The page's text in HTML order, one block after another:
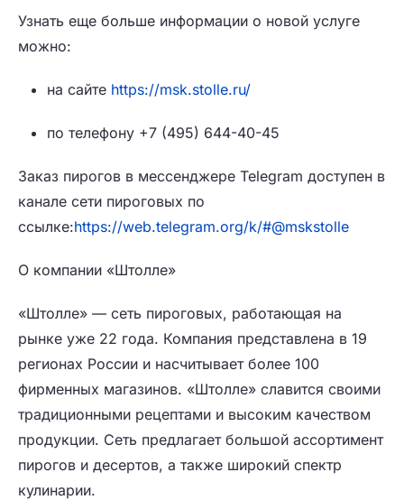
Узнать еще больше информации о новой услуге
можно:
на сайте https://msk.stolle.ru/
по телефону +7 (495) 644-40-45
Заказ пирогов в мессенджере Telegram доступен в
канале сети пироговых по
ссылке:https://web.telegram.org/k/#@mskstolle
О компании «Штолле»
«Штолле» — сеть пироговых, работающая на
рынке уже 22 года. Компания представлена в 19
регионах России и насчитывает более 100
фирменных магазинов. «Штолле» славится своими
традиционными рецептами и высоким качеством
продукции. Сеть предлагает большой ассортимент
пирогов и десертов, а также широкий спектр
кулинарии.